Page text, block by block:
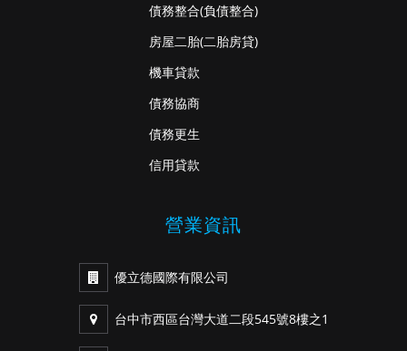
債務整合(負債整合)
房屋二胎(二胎房貸)
機車貸款
債務協商
債務更生
信用貸款
營業資訊
優立德國際有限公司
台中市西區台灣大道二段545號8樓之1